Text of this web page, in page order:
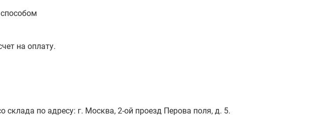
на оплату.
склада по адресу: г. Москва, 2-ой проезд Перова поля, д. 5.